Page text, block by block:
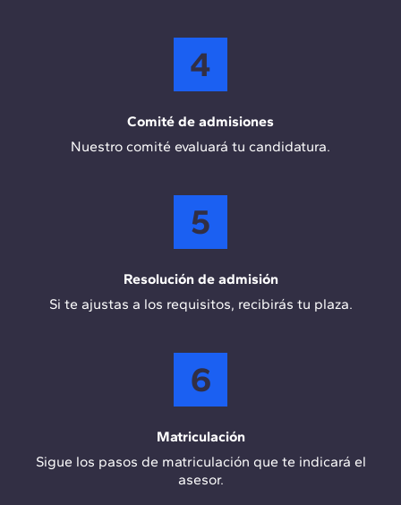
4
Comité de admisiones
Nuestro comité evaluará tu candidatura.
5
Resolución de admisión
Si te ajustas a los requisitos, recibirás tu plaza.
6
Matriculación
Sigue los pasos de matriculación que te indicará el
asesor.